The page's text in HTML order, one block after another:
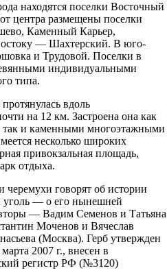
находятся поселки Восточный
центра размещены поселки
Каменный Карьер,
— Шахтерский. В юго-
и Трудовой. Поселки в
инди­видуальными
типа.
вдоль
на 12 км. Застроена она как
и каменными многоэтажными
несколько широких
при­вокзальная площадь,
отдыха.
черемухи говорят об истории
уголь — о его нынешней
— Вадим Семенов и Татьяна
Моченов и Вячеслав
(Мо­сква). Герб утвержден
2007 г., внесен в
регистр РФ (№3120)